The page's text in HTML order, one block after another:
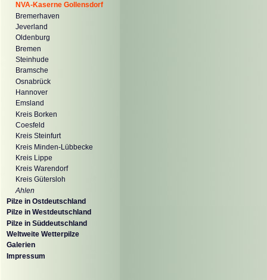
NVA-Kaserne Gollensdorf
Bremerhaven
Jeverland
Oldenburg
Bremen
Steinhude
Bramsche
Osnabrück
Hannover
Emsland
Kreis Borken
Coesfeld
Kreis Steinfurt
Kreis Minden-Lübbecke
Kreis Lippe
Kreis Warendorf
Kreis Gütersloh
Ahlen
Pilze in Ostdeutschland
Pilze in Westdeutschland
Pilze in Süddeutschland
Weltweite Wetterpilze
Galerien
Impressum